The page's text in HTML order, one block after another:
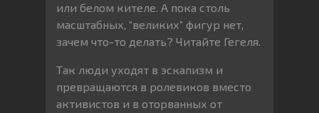
или белом кителе. А пока столь
масштабных, “великих” фигур нет,
зачем что-то делать? Читайте Гегеля.
Так люди уходят в эскапизм и
превращаются в ролевиков вместо
активистов и в оторванных от